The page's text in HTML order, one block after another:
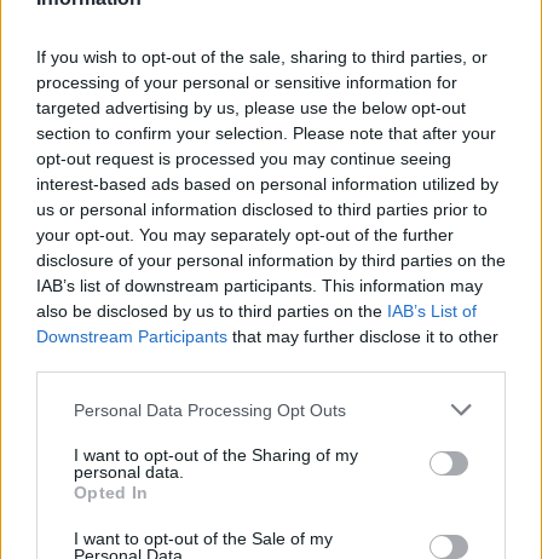
If you wish to opt-out of the sale, sharing to third parties, or
processing of your personal or sensitive information for
targeted advertising by us, please use the below opt-out
section to confirm your selection. Please note that after your
opt-out request is processed you may continue seeing
interest-based ads based on personal information utilized by
us or personal information disclosed to third parties prior to
your opt-out. You may separately opt-out of the further
disclosure of your personal information by third parties on the
IAB’s list of downstream participants. This information may
also be disclosed by us to third parties on the IAB’s List of
Downstream Participants that may further disclose it to other
Please note that this website/app uses one or more Google
not limited to your visit or usage behaviour. You may click to
grant or deny consent to Google and its third-party tags to
use your data for below specified purposes in below Google
consent section.
Personal Data Processing Opt Outs
I want to opt-out of the Sharing of my
personal data.
Opted In
I want to opt-out of the Sale of my
grata rotta mette a rischio la vita
di una donna
3 settimane fa
Dettagli sull’incidente e risvolti per
la sicurezza stradale
Analizzando l’incidente, è fondamentale considerare
cosa possa essere fatto per migliorare la sicurezza
stradale. Ogni incidente di questo tipo non è solo un
fatto isolato, ma un campanello d’allarme per una
città che ha visto aumentare i sinistri stradali in
del traffico e una giornata che si presenta
particolarmente affollata, la capacità di garantire la
sicurezza degli utenti della strada diventa vitale.